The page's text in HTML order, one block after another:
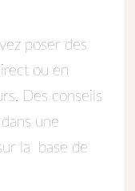
poser des
ou en
Des conseils
une
la base de